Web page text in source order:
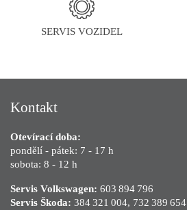
SERVIS VOZIDEL
Kontakt
Otevírací doba:
pondělí - pátek: 7 - 17 h
sobota: 8 - 12 h
Servis Volkswagen: 603 894 796
Servis Škoda: 384 321 004, 732 389 654